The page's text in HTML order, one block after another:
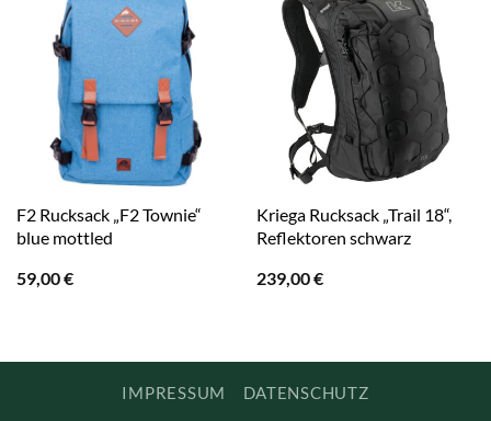
F2 Rucksack „F2 Townie“
blue mottled
59,00€
Kriega Rucksack „Trail 18“,
Reflektoren schwarz
239,00€
IMPRESSUM DATENSCHUTZ